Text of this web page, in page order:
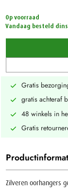
Op voorraad
Vandaag besteld
Gratis
gratis achteraf
48 winkels in
Gratis
Zilveren oorhangers